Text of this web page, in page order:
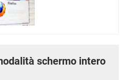
schermo intero